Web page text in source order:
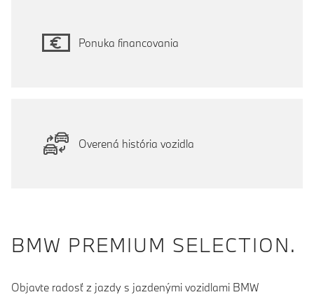
Ponuka financovania
Overená história vozidla
BMW PREMIUM SELECTION.
Objavte radosť z jazdy s jazdenými vozidlami BMW